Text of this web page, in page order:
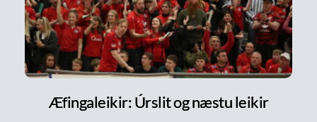
Æfingaleikir: Úrslit og næstu leikir